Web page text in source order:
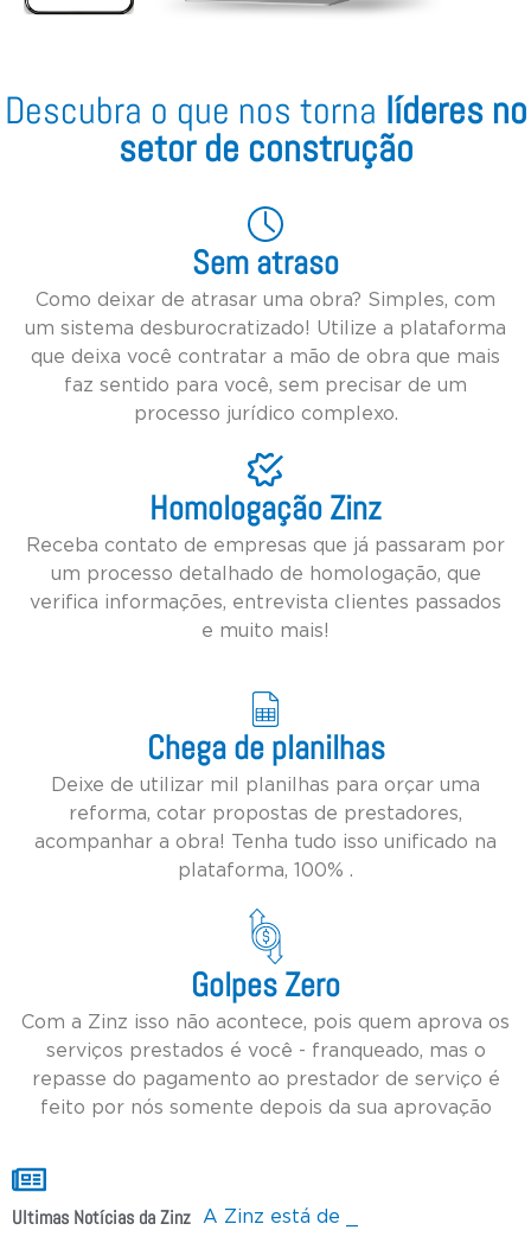
Descubra o que nos torna líderes no
setor de construção
Sem atraso
Como deixar de atrasar uma obra? Simples, com
um sistema desburocratizado! Utilize a plataforma
que deixa você contratar a mão de obra que mais
faz sentido para você, sem precisar de um
processo jurídico complexo.
Homologação Zinz
Receba contato de empresas que já passaram por
um processo detalhado de homologação, que
verifica informações, entrevista clientes passados
e muito mais!
Chega de planilhas
Deixe de utilizar mil planilhas para orçar uma
reforma, cotar propostas de prestadores,
acompanhar a obra! Tenha tudo isso unificado na
plataforma, 100% .
Golpes Zero
Com a Zinz isso não acontece, pois quem aprova os
serviços prestados é você - franqueado, mas o
repasse do pagamento ao prestador de serviço é
feito por nós somente depois da sua aprovação
Ultimas Notícias da Zinz